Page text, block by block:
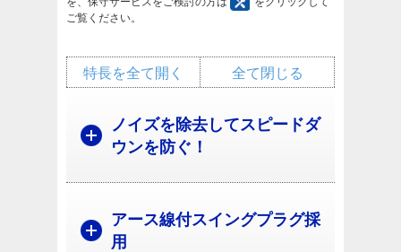
ご覧ください。
全て閉じる
特長を全て開く
ノイズを除去してスピードダ
ウンを防ぐ！
アース線付スイングプラグ採
用